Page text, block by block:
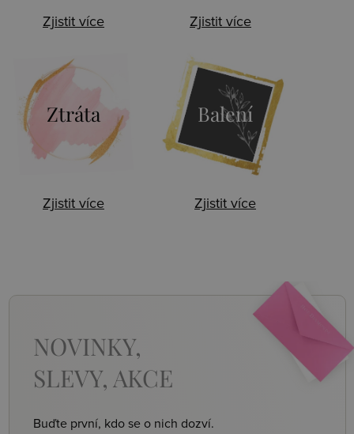
Zjistit více Zjistit více
Ztráta
Zjistit více
Balení
Zjistit více
NOVINKY,
SLEVY, AKCE
Buďte první, kdo se o nich dozví.